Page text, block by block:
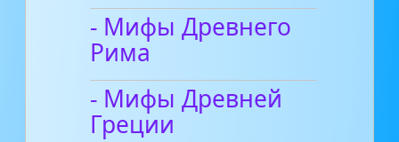
- Мифы Древнего
Рима
- Мифы Древней
Греции